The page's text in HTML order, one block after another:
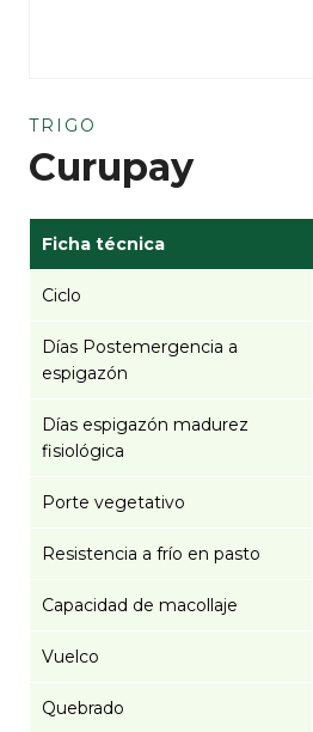
TRIGO
Curupay
Ficha técnica
Ciclo
Días Postemergencia a
espigazón
Días espigazón madurez
fisiológica
Porte vegetativo
Resistencia a frío en pasto
Capacidad de macollaje
Vuelco
Quebrado